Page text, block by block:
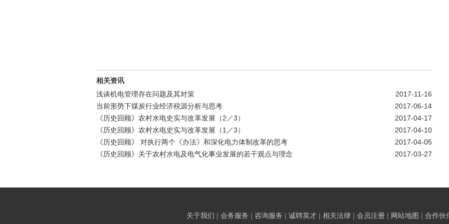
相关资讯
2017-11-16
浅谈机电管理存在问题及其对策
2017-06-14
当前形势下煤炭行业经济税源分析与思考
2017-04-17
《历史回顾》农村水电史实与改革发展（2／3）
2017-04-10
《历史回顾》农村水电史实与改革发展（1／3）
2017-04-05
《历史回顾》 对执行两个《办法》和深化电力体制改革的思考
2017-03-27
《历史回顾》关于农村水电及电气化事业发展的若干观点与理念
关于我们 | 会务服务 | 咨询服务 | 诚聘英才 | 相关法律 | 会员注册 | 网站地图 | 合作伙